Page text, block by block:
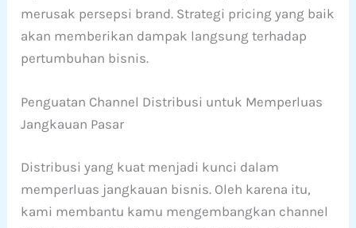
merusak persepsi brand. Strategi pricing yang baik
akan memberikan dampak langsung terhadap
pertumbuhan bisnis.
Penguatan Channel Distribusi untuk Memperluas
Jangkauan Pasar
Distribusi yang kuat menjadi kunci dalam
memperluas jangkauan bisnis. Oleh karena itu,
kami membantu kamu mengembangkan channel